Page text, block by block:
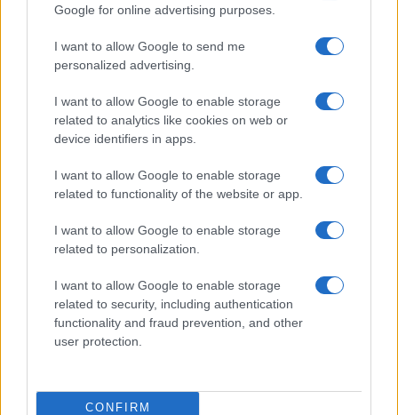
Google for online advertising purposes.
I want to allow Google to send me
personalized advertising.
I want to allow Google to enable storage
related to analytics like cookies on web or
device identifiers in apps.
I want to allow Google to enable storage
related to functionality of the website or app.
I want to allow Google to enable storage
related to personalization.
I want to allow Google to enable storage
related to security, including authentication
functionality and fraud prevention, and other
user protection.
CONFIRM
Continua a leggere
FUTURE
Edoardo Marchesi · 7 Ago 2026